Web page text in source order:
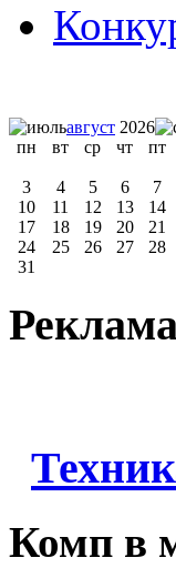
август 2026
пн
вт ср чт пт
3
4 5 6 7
10
11 12 13 14
17
18 19 20 21
24
25 26 27 28
31
Комп в